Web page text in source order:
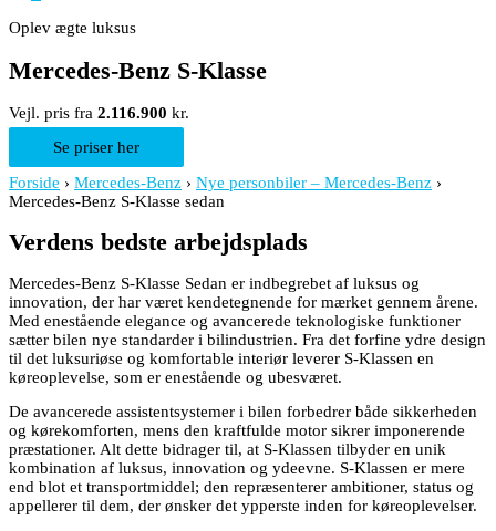
Oplev ægte luksus
Mercedes-Benz S-Klasse
Vejl. pris fra 2.116.900 kr.
Se priser her
Forside › Mercedes-Benz › Nye personbiler – Mercedes-Benz ›
Mercedes-Benz S-Klasse sedan
Verdens bedste arbejdsplads
Mercedes-Benz S-Klasse Sedan er indbegrebet af luksus og
innovation, der har været kendetegnende for mærket gennem årene.
Med enestående elegance og avancerede teknologiske funktioner
sætter bilen nye standarder i bilindustrien. Fra det forfine ydre design
til det luksuriøse og komfortable interiør leverer S-Klassen en
køreoplevelse, som er enestående og ubesværet.
De avancerede assistentsystemer i bilen forbedrer både sikkerheden
og kørekomforten, mens den kraftfulde motor sikrer imponerende
præstationer. Alt dette bidrager til, at S-Klassen tilbyder en unik
kombination af luksus, innovation og ydeevne. S-Klassen er mere
end blot et transportmiddel; den repræsenterer ambitioner, status og
appellerer til dem, der ønsker det ypperste inden for køreoplevelser.